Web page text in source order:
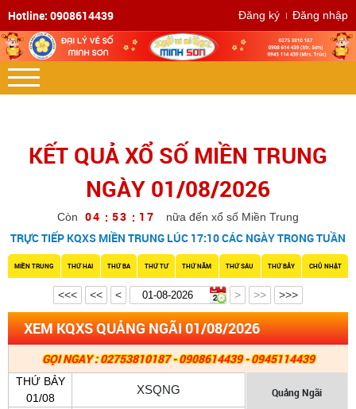
Hotline: 0908614439 Đăng ký Đăng nhập
KẾT QUẢ XỔ SỐ MIỀN TRUNG
NGÀY 01/08/2026
Còn 04 : 53 : 1 6 nữa đến xổ số Miền Trung
TRỰC TIẾP KQXS MIỀN TRUNG LÚC 17:10 CÁC NGÀY TRONG TUẦN
MIỀN TRUNG THỨ HAI THỨ BA THỨ TƯ THỨ NĂM THỨ SÁU THỨ BẢY CHỦ NHẬT
<<< << < > >> >>>
XEM KQXS QUẢNG NGÃI 01/08/2026
GỌI NGAY : 02753810187 - 0908614439 - 0945114439
THỨ BẢY
01/08
XSQNG Quảng Ngãi